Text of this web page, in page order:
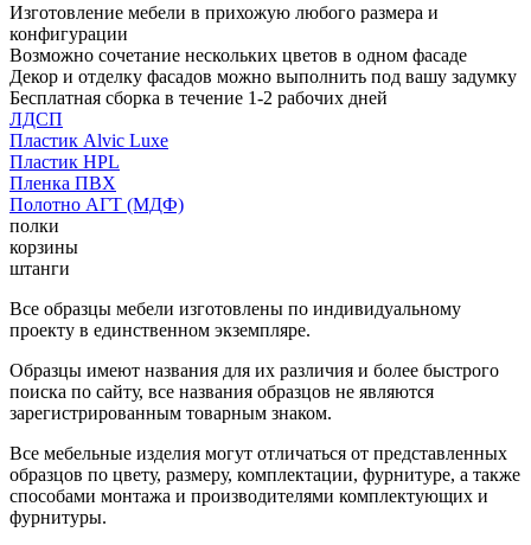
Изготовление мебели в прихожую любого размера и
конфигурации
Возможно сочетание нескольких цветов в одном фасаде
Декор и отделку фасадов можно выполнить под вашу задумку
Бесплатная сборка в течение 1-2 рабочих дней
ЛДСП
Пластик Alvic Luxe
Пластик HPL
Пленка ПВХ
Полотно АГТ (МДФ)
полки
корзины
штанги
Все образцы мебели изготовлены по индивидуальному
проекту в единственном экземпляре.
Образцы имеют названия для их различия и более быстрого
поиска по сайту, все названия образцов не являются
зарегистрированным товарным знаком.
Все мебельные изделия могут отличаться от представленных
образцов по цвету, размеру, комплектации, фурнитуре, а также
способами монтажа и производителями комплектующих и
фурнитуры.